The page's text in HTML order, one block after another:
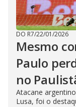
DO R7/22/01/2026
Mesmo
Paulo
no
Atacane
Lusa, foi o